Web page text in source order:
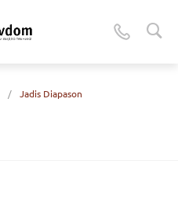
/ Jadis Diapason